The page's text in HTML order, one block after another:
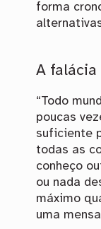
forma
A falácia
“Todo
poucas
suficiente
todas as
conheço
ou nada
máximo
uma